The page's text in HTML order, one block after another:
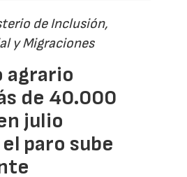
de Inclusión,
y Migraciones
agrario
de 40.000
julio
paro sube